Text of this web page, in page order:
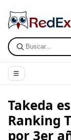
☰
Takeda
Ranking
por 3er